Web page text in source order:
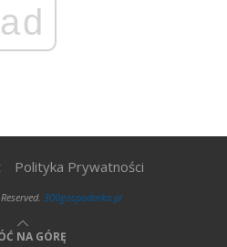
ad
Polityka Prywatności
300gospodarka.pl
NA GÓRĘ